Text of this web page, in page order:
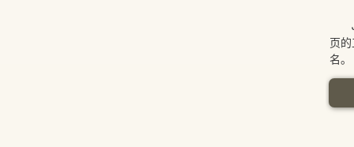
页
名。